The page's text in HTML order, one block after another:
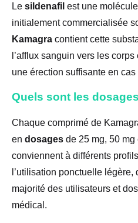
Le sildenafil est une
initialement commercialisée
Kamagra contient cette
l’afflux sanguin vers les
une érection suffisante en
Quels sont les
Chaque comprimé de
en dosages de 25 mg, 50
conviennent à différents
l’utilisation ponctuelle
majorité des utilisateurs et
médical.